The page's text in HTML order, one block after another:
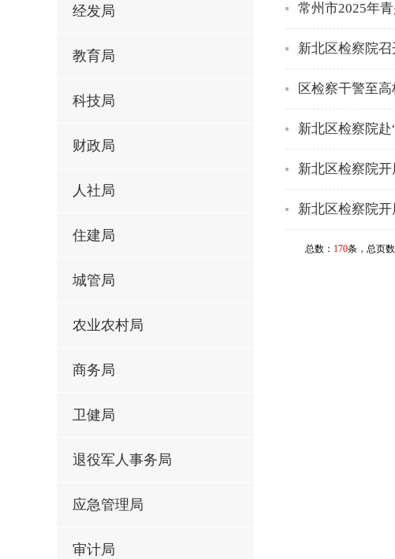
经发局
教育局
科技局
财政局
人社局
住建局
城管局
农业农村局
商务局
卫健局
退役军人事务局
应急管理局
审计局
常州市2025年
新北区检察院
区检察干警至
新北区检察院
新北区检察院
新北区检察院
总数： 170条，总页数